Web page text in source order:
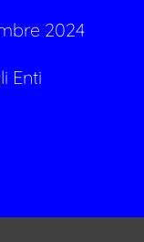
2024
Enti